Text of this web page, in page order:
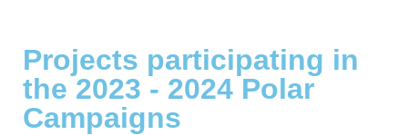
Projects participating in
the 2023 - 2024 Polar
Campaigns